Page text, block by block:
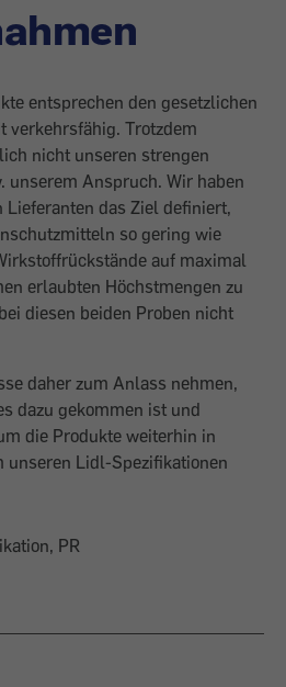
entsprechen den gesetzlichen
verkehrsfähig. Trotzdem
nicht unseren strengen
unserem Anspruch. Wir haben
das Ziel definiert,
so gering wie
auf maximal
erlaubten Höchstmengen zu
diesen beiden Proben nicht
daher zum Anlass nehmen,
dazu gekommen ist und
die Produkte weiterhin in
unseren Lidl-Spezifikationen
PR